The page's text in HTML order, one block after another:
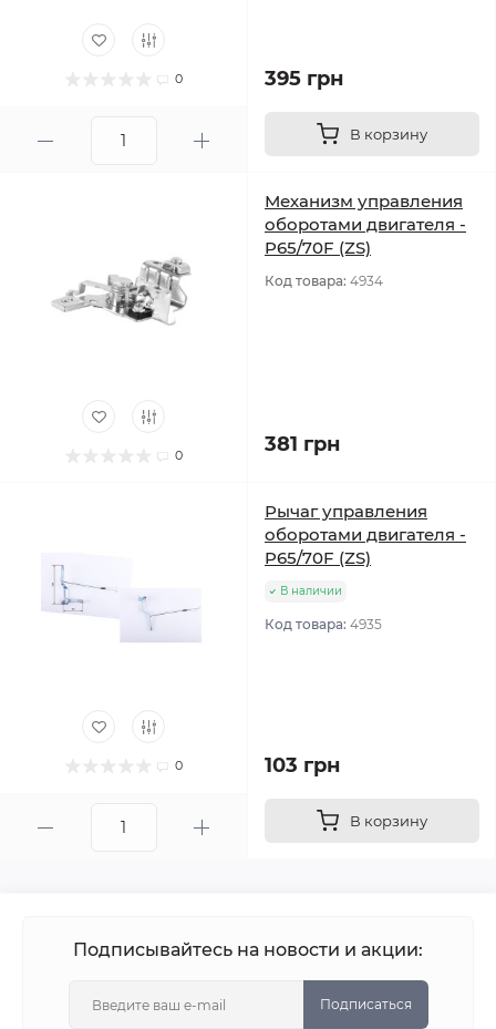
0 395 грн
В корзину
0
Механизм управления
оборотами двигателя -
P65/70F (ZS)
Код товара: 4934
381 грн
0
Рычаг управления
оборотами двигателя -
P65/70F (ZS)
В наличии
Код товара: 4935
103 грн
В корзину
Подписывайтесь на новости и акции:
Подписаться